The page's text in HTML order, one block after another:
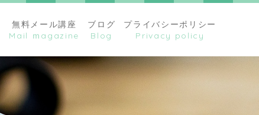
無料メール講座 ブログ プライバシーポリシー